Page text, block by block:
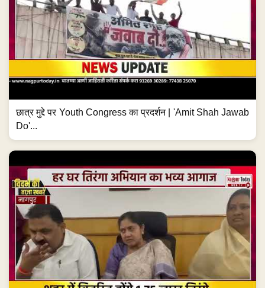
छात्र मुद्दे पर Youth Congress का प्रदर्शन | 'Amit Shah Jawab
Do'...